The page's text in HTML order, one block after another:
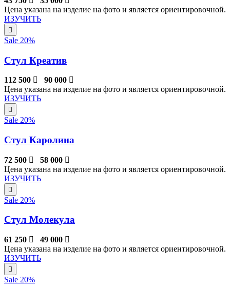
Цена указана на изделие на фото и является ориентировочной.
ИЗУЧИТЬ
Sale 20%
Стул Креатив
112 500
90 000
Цена указана на изделие на фото и является ориентировочной.
ИЗУЧИТЬ
Sale 20%
Стул Каролина
72 500
58 000
Цена указана на изделие на фото и является ориентировочной.
ИЗУЧИТЬ
Sale 20%
Стул Молекула
61 250
49 000
Цена указана на изделие на фото и является ориентировочной.
ИЗУЧИТЬ
Sale 20%